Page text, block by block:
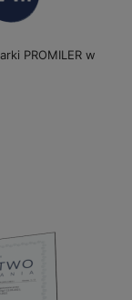
PROMILER w